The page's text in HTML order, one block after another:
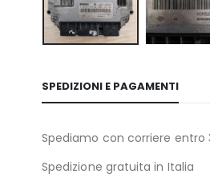
SPEDIZIONI E PAGAMENTI
Spediamo con corriere
Spedizione gratuita in Italia